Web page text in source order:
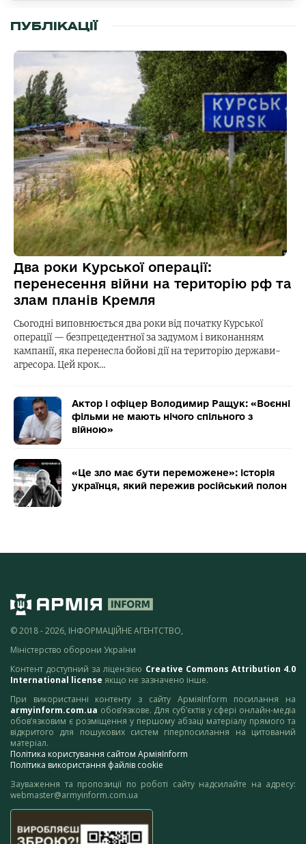
ПУБЛІКАЦІЇ
Два роки Курської операції:
перенесення війни на територію рф та
злам планів Кремля
Сьогодні виповнюється два роки від початку Курської
операції — безпрецедентної за задумом і виконанням
кампанії, яка перенесла бойові дії на територію держави-
агресора. Цей крок…
Актор і офіцер Володимир Ращук: «Воєнні
фільми не мають нічого спільного з
війною»
«Це зло має бути переможене»: історія
українця, який пережив російський полон
© 2018 - 2026, ІНФОРМАЦІЙНЕ АГЕНТСТВО,
Міністерство оборони України
Контент доступний за ліцензією Creative Commons Attribution 4.0
International license якщо не зазначено інше.
При використанні контенту з сайту АрміяInform посилання на
armyinform.com.ua обов’язкове. Для суб’єктів у сфері онлайн-медіа
обов’язковим є розміщення у першому абзаці матеріалу прямого та
відкритого для пошукових систем гіперпосилання на цитований
матеріал.
Політика користування сайтом АрміяInform
Політика використання файлів cookie
Зауваження та пропозиції по роботі сайту надсилайте на адресу:
webmaster@armyinform.com.ua